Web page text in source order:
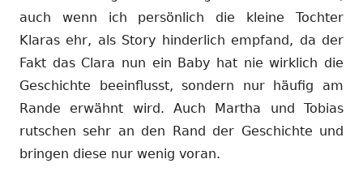
auch wenn ich persönlich die kleine Tochter
Klaras ehr, als Story hinderlich empfand, da der
Fakt das Clara nun ein Baby hat nie wirklich die
Geschichte beeinflusst, sondern nur häufig am
Rande erwähnt wird. Auch Martha und Tobias
rutschen sehr an den Rand der Geschichte und
bringen diese nur wenig voran.